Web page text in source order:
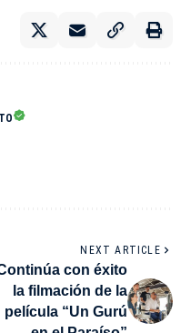
NEXT ARTICLE
con éxito
la filmación de la
película “Un Gurú